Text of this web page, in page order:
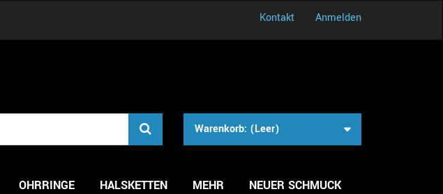
Kontakt Anmelden
Warenkorb: (Leer)
OHRRINGE HALSKETTEN MEHR NEUER SCHMUCK